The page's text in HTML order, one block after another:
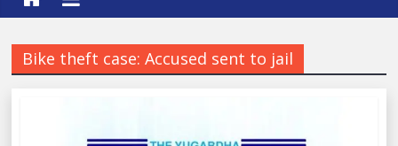
Bike theft case: Accused sent to jail